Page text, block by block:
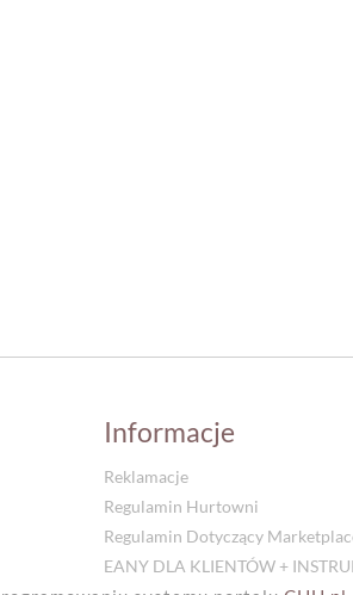
Informacje
Reklamacje
Regulamin Hurtowni
Regulamin Dotyczący
EANY DLA KLIENTÓW +